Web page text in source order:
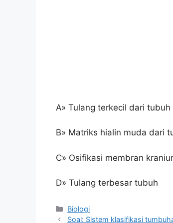
A» Tulang terkecil dari tubuh
B» Matriks hialin muda dari
C» Osifikasi membran
D» Tulang terbesar tubuh
Kategori
Biologi
Soal: Sistem klasifikasi